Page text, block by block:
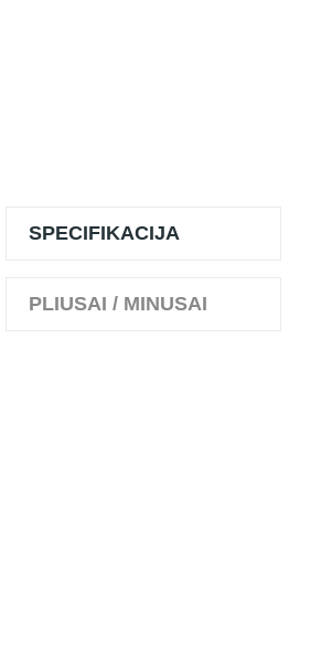
SPECIFIKACIJA
PLIUSAI / MINUSAI